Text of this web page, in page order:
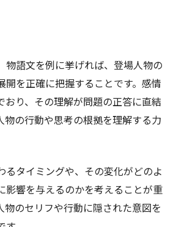
物語文を例に挙げれば、登場人物の
開を正確に把握することです。感情
おり、その理解が問題の正答に直結
物の行動や思考の根拠を理解する力
るタイミングや、その変化がどのよ
影響を与えるのかを考えることが重
物のセリフや行動に隠された意図を